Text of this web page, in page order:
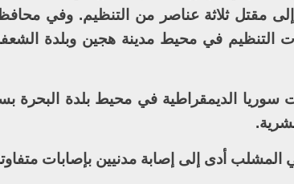
مقتل ثلاثة عناصر من التنظيم. وفي
في محيط مدينة هجين وبلدة
الديمقراطية في محيط بلدة البحرة
أدى إلى إصابة مدنيين بإصابات